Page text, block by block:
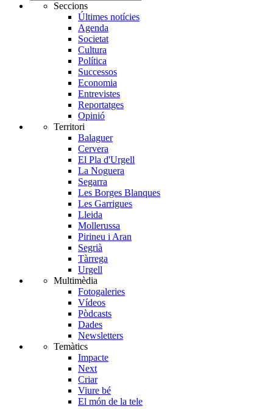
Seccions
Últimes notícies
Agenda
Societat
Cultura
Política
Successos
Economia
Entrevistes
Reportatges
Opinió
Territori
Balaguer
Cervera
El Pla d'Urgell
La Noguera
Segarra
Les Borges Blanques
Les Garrigues
Lleida
Mollerussa
Pirineu i Aran
Segrià
Tàrrega
Urgell
Multimèdia
Fotogaleries
Vídeos
Pòdcasts
Dades
Newsletters
Temàtics
Impacte
Next
Criar
Viure bé
El món de la tele